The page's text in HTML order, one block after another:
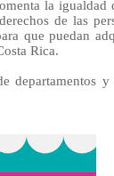
la
de las
que puedan
Rica.
departamentos